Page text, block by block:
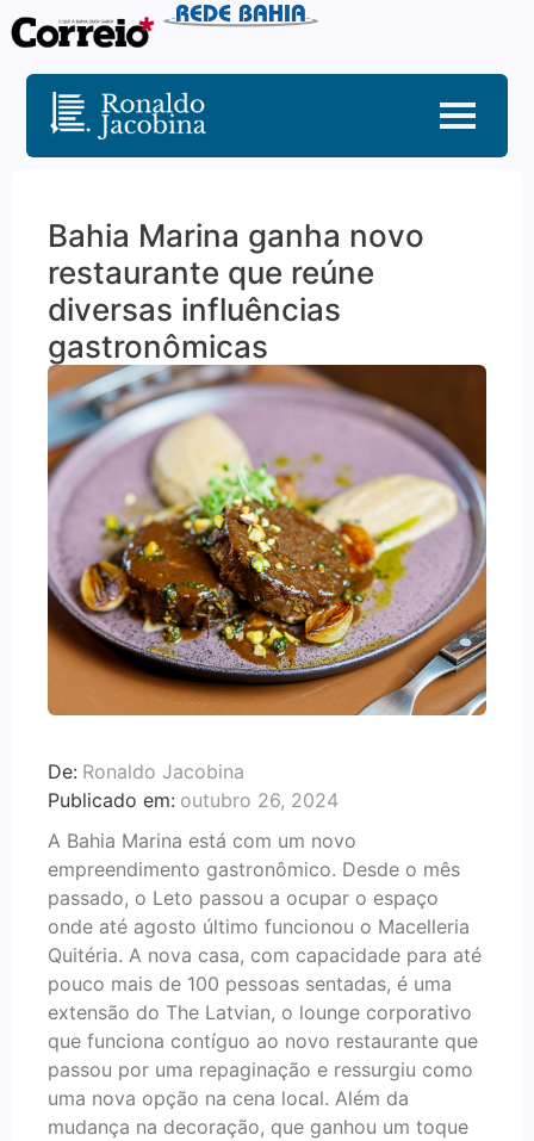
Bahia Marina ganha novo
restaurante que reúne
diversas influências
gastronômicas
De: Ronaldo Jacobina
Publicado em: outubro 26, 2024
A Bahia Marina está com um novo
empreendimento gastronômico. Desde o mês
passado, o Leto passou a ocupar o espaço
onde até agosto último funcionou o Macelleria
Quitéria. A nova casa, com capacidade para até
pouco mais de 100 pessoas sentadas, é uma
extensão do The Latvian, o lounge corporativo
que funciona contíguo ao novo restaurante que
passou por uma repaginação e ressurgiu como
uma nova opção na cena local. Além da
mudança na decoração, que ganhou um toque